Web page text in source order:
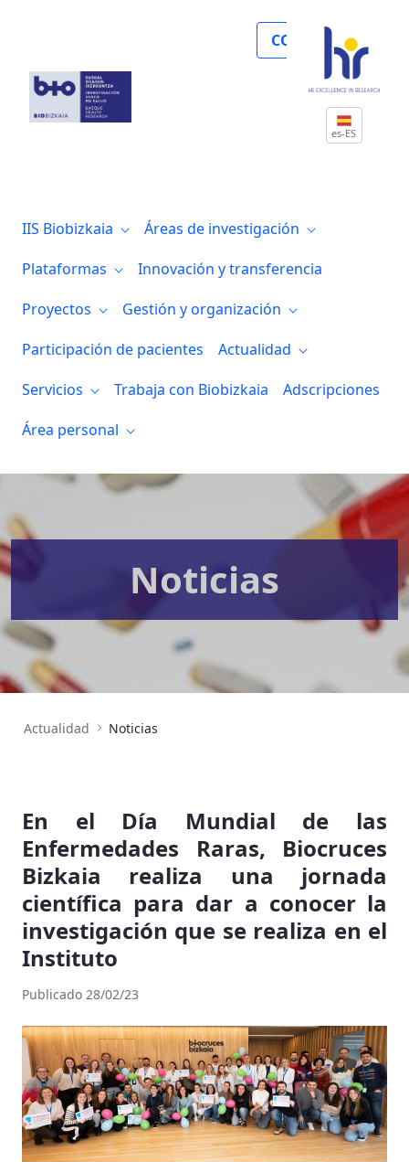
COLABORA
es-ES
IIS Biobizkaia
Áreas de investigación
Plataformas
Innovación y transferencia
Proyectos
Gestión y organización
Participación de pacientes
Actualidad
Servicios
Trabaja con Biobizkaia
Adscripciones
Área personal
Noticias
Actualidad Noticias
En el Día Mundial de las
Enfermedades Raras, Biocruces
Bizkaia realiza una jornada
científica para dar a conocer la
investigación que se realiza en el
Instituto
Publicado 28/02/23